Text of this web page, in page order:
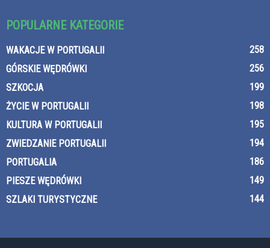
POPULARNE KATEGORIE
WAKACJE W PORTUGALII
258
GÓRSKIE WĘDRÓWKI
256
SZKOCJA
199
ŻYCIE W PORTUGALII
198
KULTURA W PORTUGALII
195
ZWIEDZANIE PORTUGALII
194
PORTUGALIA
186
PIESZE WĘDRÓWKI
149
SZLAKI TURYSTYCZNE
144